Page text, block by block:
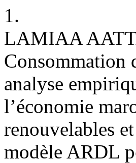
1.
LAMIAA
Consommation
analyse
l’économie
renouvelables
modèle ARDL